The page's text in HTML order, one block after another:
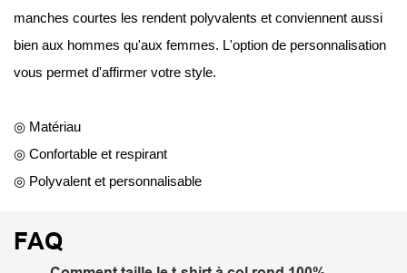
manches courtes les rendent polyvalents et conviennent aussi
bien aux hommes qu'aux femmes. L'option de personnalisation
vous permet d'affirmer votre style.
◎ Matériau
◎ Confortable et respirant
◎ Polyvalent et personnalisable
FAQ